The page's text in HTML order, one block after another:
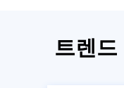
트렌드